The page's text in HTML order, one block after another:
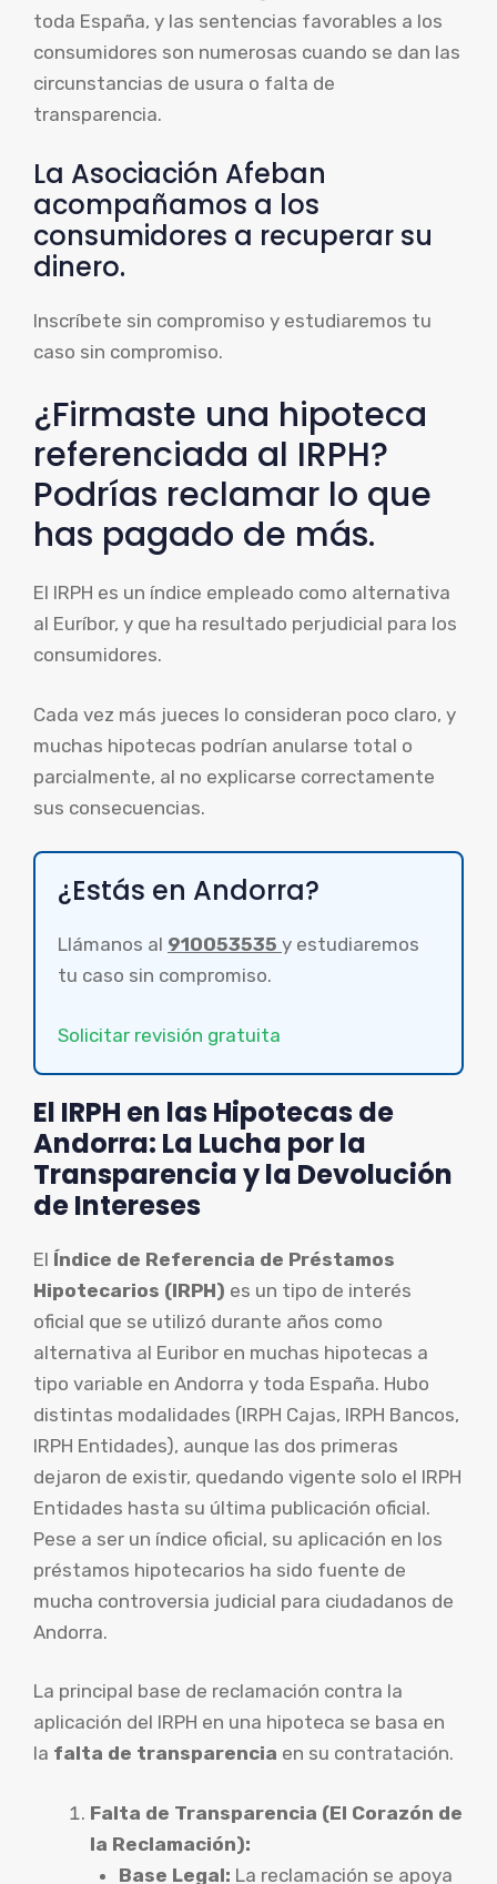
toda España, y las sentencias favorables a los
consumidores son numerosas cuando se dan las
circunstancias de usura o falta de
transparencia.
La Asociación Afeban
acompañamos a los
consumidores a recuperar su
dinero.
Inscríbete sin compromiso y estudiaremos tu
caso sin compromiso.
¿Firmaste una hipoteca
referenciada al IRPH?
Podrías reclamar lo que
has pagado de más.
El IRPH es un índice empleado como alternativa
al Euríbor, y que ha resultado perjudicial para los
consumidores.
Cada vez más jueces lo consideran poco claro, y
muchas hipotecas podrían anularse total o
parcialmente, al no explicarse correctamente
sus consecuencias.
¿Estás en Andorra?
Llámanos al 910053535 y estudiaremos
tu caso sin compromiso.
Solicitar revisión gratuita
El IRPH en las Hipotecas de
Andorra: La Lucha por la
Transparencia y la Devolución
de Intereses
El Índice de Referencia de Préstamos
Hipotecarios (IRPH) es un tipo de interés
oficial que se utilizó durante años como
alternativa al Euribor en muchas hipotecas a
tipo variable en Andorra y toda España. Hubo
distintas modalidades (IRPH Cajas, IRPH Bancos,
IRPH Entidades), aunque las dos primeras
dejaron de existir, quedando vigente solo el IRPH
Entidades hasta su última publicación oficial.
Pese a ser un índice oficial, su aplicación en los
préstamos hipotecarios ha sido fuente de
mucha controversia judicial para ciudadanos de
Andorra.
La principal base de reclamación contra la
aplicación del IRPH en una hipoteca se basa en
la falta de transparencia en su contratación.
Falta de Transparencia (El Corazón de
la Reclamación):
Base Legal: La reclamación se apoya